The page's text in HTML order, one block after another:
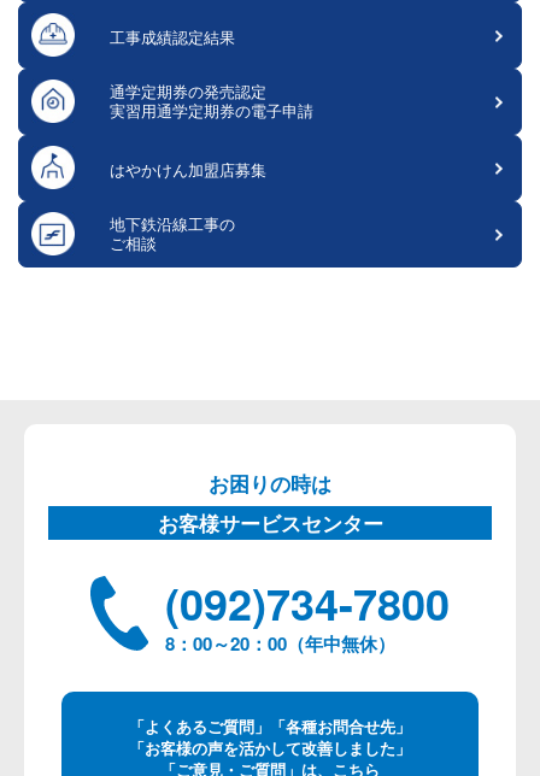
工事成績認定結果
通学定期券の発売認定
実習用通学定期券の電子申請
はやかけん加盟店募集
地下鉄沿線工事の
ご相談
お困りの時は
お客様サービスセンター
(092)734-7800
8：00～20：00（年中無休）
「よくあるご質問」「各種お問合せ先」
「お客様の声を活かして改善しました」
「ご意見・ご質問」は、こちら